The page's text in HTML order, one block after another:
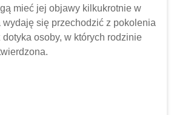
mieć jej objawy kilkukrotnie w
się przechodzić z pokolenia
osoby, w których rodzinie